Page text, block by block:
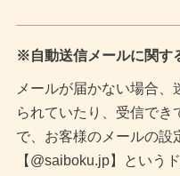
※自動送信メールに関す
メールが届かない場合、
られていたり、受信でき
で、お客様のメールの設
【@saiboku.jp】という